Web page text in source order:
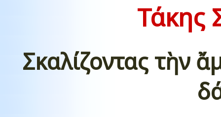
Τάκης
Σκαλίζοντας τὴν